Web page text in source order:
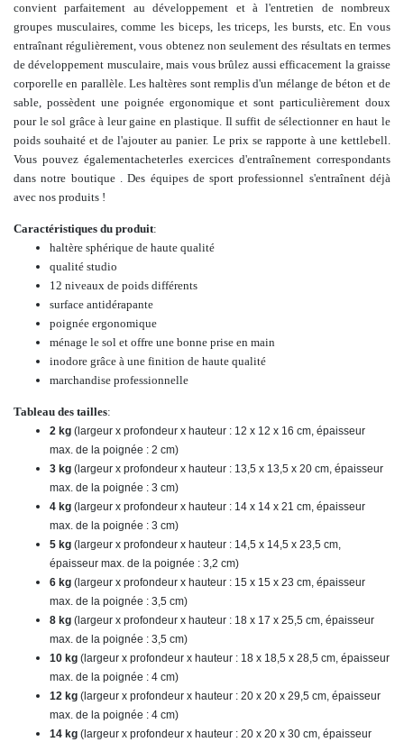
convient parfaitement au développement et à l'entretien de nombreux
groupes musculaires, comme les biceps, les triceps, les bursts, etc. En vous
entraînant régulièrement, vous obtenez non seulement des résultats en termes
de développement musculaire, mais vous brûlez aussi efficacement la graisse
corporelle en parallèle. Les haltères sont remplis d'un mélange de béton et de
sable, possèdent une poignée ergonomique et sont particulièrement doux
pour le sol grâce à leur gaine en plastique. Il suffit de sélectionner en haut le
poids souhaité et de l'ajouter au panier. Le prix se rapporte à une kettlebell.
Vous pouvez égalementacheterles exercices d'entraînement correspondants
dans notre boutique . Des équipes de sport professionnel s'entraînent déjà
avec nos produits !
Caractéristiques du produit:
haltère sphérique de haute qualité
qualité studio
12 niveaux de poids différents
surface antidérapante
poignée ergonomique
ménage le sol et offre une bonne prise en main
inodore grâce à une finition de haute qualité
marchandise professionnelle
Tableau des tailles:
2 kg (largeur x profondeur x hauteur : 12 x 12 x 16 cm, épaisseur
max. de la poignée : 2 cm)
3 kg (largeur x profondeur x hauteur : 13,5 x 13,5 x 20 cm, épaisseur
max. de la poignée : 3 cm)
4 kg (largeur x profondeur x hauteur : 14 x 14 x 21 cm, épaisseur
max. de la poignée : 3 cm)
5 kg (largeur x profondeur x hauteur : 14,5 x 14,5 x 23,5 cm,
épaisseur max. de la poignée : 3,2 cm)
6 kg (largeur x profondeur x hauteur : 15 x 15 x 23 cm, épaisseur
max. de la poignée : 3,5 cm)
8 kg (largeur x profondeur x hauteur : 18 x 17 x 25,5 cm, épaisseur
max. de la poignée : 3,5 cm)
10 kg (largeur x profondeur x hauteur : 18 x 18,5 x 28,5 cm, épaisseur
max. de la poignée : 4 cm)
12 kg (largeur x profondeur x hauteur : 20 x 20 x 29,5 cm, épaisseur
max. de la poignée : 4 cm)
14 kg (largeur x profondeur x hauteur : 20 x 20 x 30 cm, épaisseur